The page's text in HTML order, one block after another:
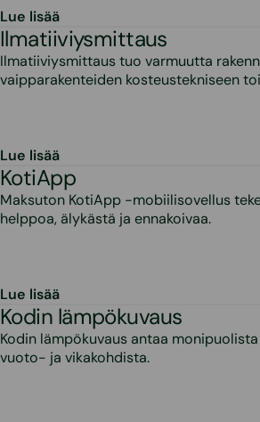
Lue lisää
Ilmatiiviysmittaus
Ilmatiiviysmittaus tuo varmuutta
vaipparakenteiden kosteustekniseen
Lue lisää
KotiApp
Maksuton KotiApp -mobiilisovellus
helppoa, älykästä ja ennakoivaa.
Lue lisää
Kodin lämpökuvaus
Kodin lämpökuvaus antaa
vuoto- ja vikakohdista.